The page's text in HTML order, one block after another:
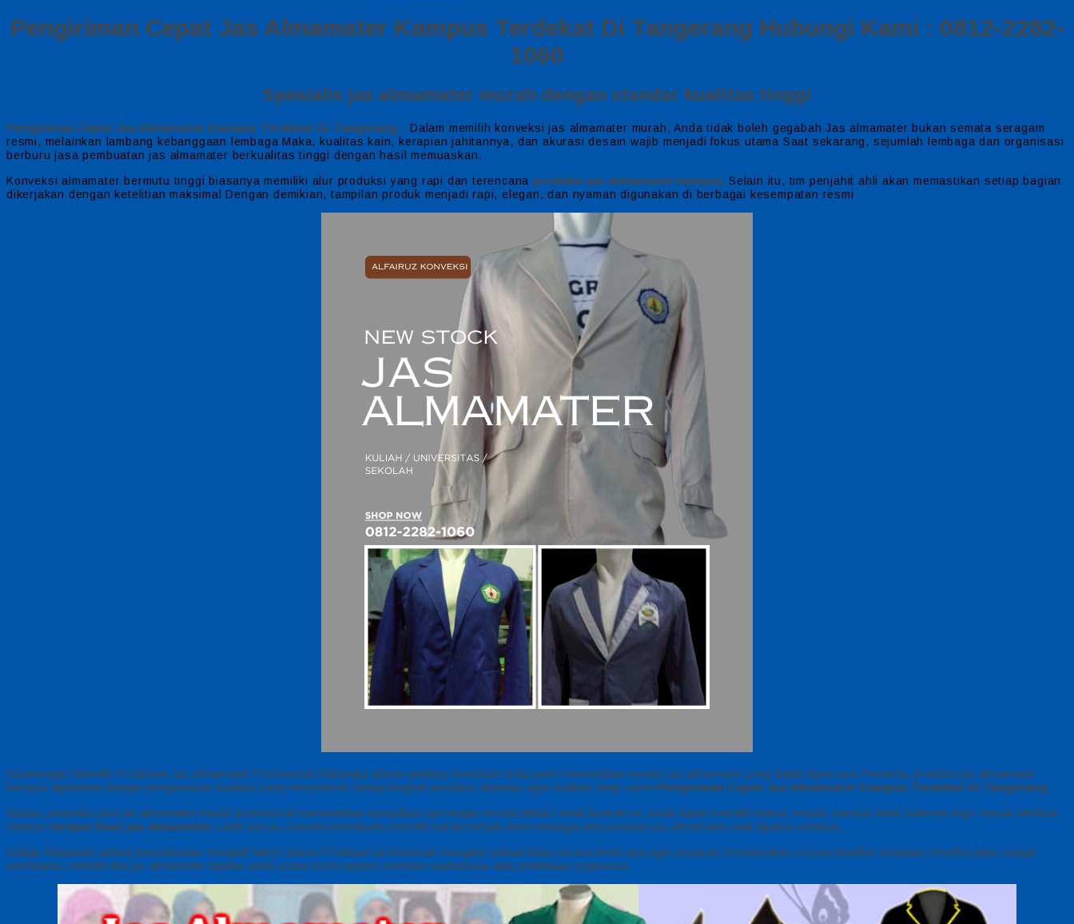
Pengiriman Cepat Jas Almamater Kampus Terdekat Di Tangerang Hubungi Kami : 0812-2282-
1060
Spesialis jas almamater murah dengan standar kualitas tinggi
Pengiriman Cepat Jas Almamater Kampus Terdekat Di Tangerang –Dalam memilih konveksi jas almamater murah, Anda tidak boleh gegabah Jas almamater bukan semata seragam
resmi, melainkan lambang kebanggaan lembaga Maka, kualitas kain, kerapian jahitannya, dan akurasi desain wajib menjadi fokus utama Saat sekarang, sejumlah lembaga dan organisasi
berburu jasa pembuatan jas almamater berkualitas tinggi dengan hasil memuaskan.
Konveksi almamater bermutu tinggi biasanya memiliki alur produksi yang rapi dan terencana produksi jas almamater kampus, Selain itu, tim penjahit ahli akan memastikan setiap bagian
dikerjakan dengan ketelitian maksimal Dengan demikian, tampilan produk menjadi rapi, elegan, dan nyaman digunakan di berbagai kesempatan resmi
Keuntungan Memilih Produsen Jas Almamater Profesional Beberapa alasan penting membuat Anda perlu menentukan vendor jas almamater yang dapat dipercaya Pertama, produksi jas almamater
kampus dijalankan dengan pengawasan kualitas yang menyeluruh Setiap langkah produksi dipantau agar kualitas tetap sama Pengiriman Cepat Jas Almamater Kampus Terdekat Di Tangerang.
Kedua, penyedia jasa jas almamater murah profesional menawarkan konsultasi rancangan secara detail Lewat layanan ini, Anda dapat memilih warna, model, sampai detail sulaman logo sesuai identitas
institusi tempat buat jas almamater Lebih dari itu, mereka membantu memilih bahan terbaik demi menjaga kenyamanan jas almamater saat dipakai seharian.
Ketiga, ketepatan jadwal penyelesaian menjadi faktor utama Produsen profesional mengatur jadwal kerja secara terencana agar pesanan terselesaikan sesuai deadline Keadaan tersebut jelas sangat
membantu, terlebih bila jas almamater dipakai untuk acara resmi seperti orientasi mahasiswa atau pelantikan organisasi